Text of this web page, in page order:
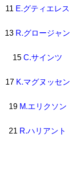
11 E.グティエレス
13 R.グロージャン
15 C.サインツ
17 K.マグヌッセン
19 M.エリクソン
21 R.ハリアント